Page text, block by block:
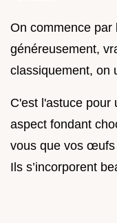
On commence par
généreusement,
classiquement, on
C'est l'astuce pour
aspect fondant
vous que vos œufs
Ils s’incorporent